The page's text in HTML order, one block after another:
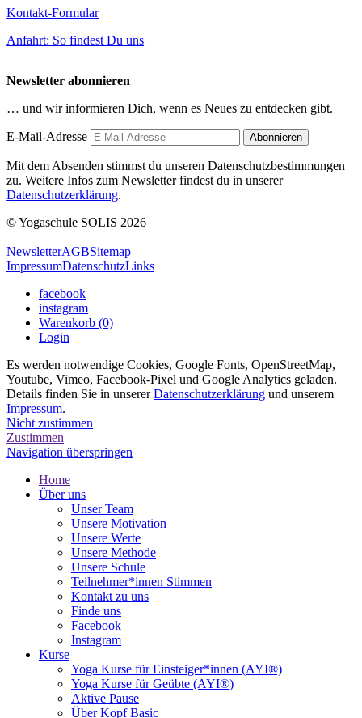
Kontakt-Formular
Anfahrt: So findest Du uns
Newsletter abonnieren
… und wir informieren Dich, wenn es Neues zu entdecken gibt.
E-Mail-Adresse
Mit dem Absenden stimmst du unseren Datenschutzbestimmungen
zu. Weitere Infos zum Newsletter findest du in unserer
Datenschutzerklärung.
© Yogaschule SOLIS 2026
NewsletterAGBSitemap
ImpressumDatenschutzLinks
facebook
instagram
Warenkorb (0)
Login
Es werden notwendige Cookies, Google Fonts, OpenStreetMap,
Youtube, Vimeo, Facebook-Pixel und Google Analytics geladen.
Details finden Sie in unsererDatenschutzerklärung und unserem
Impressum.
Nicht zustimmen
Zustimmen
Navigation überspringen
Home
Über uns
Unser Team
Unsere Motivation
Unsere Werte
Unsere Methode
Unsere Schule
Teilnehmer*innen Stimmen
Kontakt zu uns
Finde uns
Facebook
Instagram
Kurse
Yoga Kurse für Einsteiger*innen (AYI®)
Yoga Kurse für Geübte (AYI®)
Aktive Pause
Über Kopf Basic